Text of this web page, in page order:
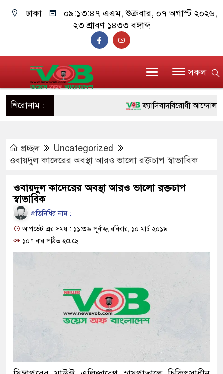
ঢাকা ০৯:১৩:৪৮ এএম, শুক্রবার, ০৭ অগাস্ট ২০২৬,
২৩ শ্রাবণ ১৪৩৩ বঙ্গাব্দ
সকল
শিরোনাম : ফ্যাসিবাদবিরোধী আন্দোলনে
উদ্ধার
প্রধানমন্ত্রী
মিরপুর মডেল থানার
মাদক কারবারি গ্রেফতার
২৮ লাখ টাকার জাল নোটসহ
থানা পুলিশ
যেকোনো সময় বেনজীরের
নেতৃত্ব ও গণতন্ত্রের মূর্তমান
প্রচ্ছদ
Uncategorized
ওবায়দুল কাদেরের অবস্থা আরও ভালো রক্তচাপ স্বাভাবিক
ওবায়দুল কাদেরের অবস্থা আরও ভালো রক্তচাপ
স্বাভাবিক
প্রতিনিধির নাম :
আপডেট এর সময় : ১১:৩৬ পূর্বাহ্ন, রবিবার, ১০ মার্চ ২০১৯
১০৭ বার পঠিত হয়েছে